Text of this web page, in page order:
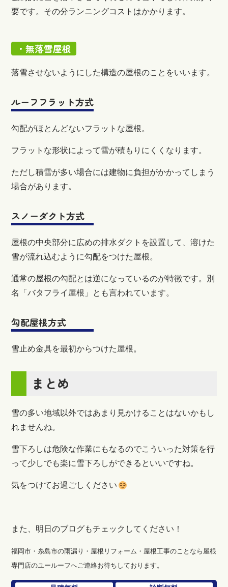
要です。その分ランニングコストはかかります。
・無落雪屋根
落雪させないようにした構造の屋根のことをいいます。
ルーフフラット方式
勾配がほとんどないフラットな屋根。
フラットな形状によって雪が積もりにくくなります。
ただし積雪が多い場合には建物に負担がかかってしまう
場合があります。
スノーダクト方式
屋根の中央部分に広めの排水ダクトを設置して、溶けた
雪が流れ込むように勾配をつけた屋根。
通常の屋根の勾配とは逆になっているのが特徴です。別
名「バタフライ屋根」とも言われています。
勾配屋根方式
雪止め金具を最初からつけた屋根。
まとめ
雪の多い地域以外ではあまり見かけることはないかもし
れませんね。
雪下ろしは危険な作業にもなるのでこういった対策を行
って少しでも楽に雪下ろしができるといいですね。
気をつけてお過ごしください
また、明日のブログもチェックしてください！
福岡市・糸島市の雨漏り・屋根リフォーム・屋根工事のことなら屋根
専門店のユールーフへご連絡お待ちしております。